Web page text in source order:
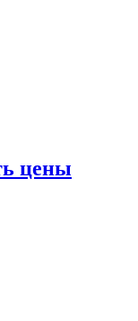
цены